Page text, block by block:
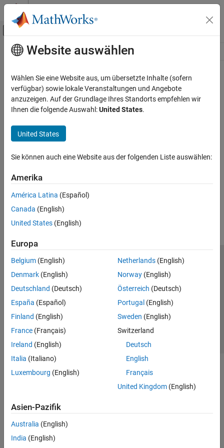
Weiter zum Inhalt
Umschaltung für Off-Canvas-
Ressource
Hauptinhalt
Website auswählen
Wählen Sie eine Website aus, um übersetzte Inhalte (sofern
verfügbar) sowie lokale Veranstaltungen und Angebote
anzuzeigen. Auf der Grundlage Ihres Standorts empfehlen wir
Ihnen die folgende Auswahl:United States.
United States
Sie können auch eine Website aus der folgenden Liste auswählen:
Amerika
América Latina (Español)
Canada (English)
United States (English)
Europa
Belgium (English)
Denmark (English)
Deutschland (Deutsch)
España (Español)
Finland (English)
France (Français)
Ireland (English)
Italia (Italiano)
Luxembourg (English)
Netherlands(English)
Norway(English)
Österreich (Deutsch)
Portugal (English)
Sweden (English)
Switzerland
Deutsch
English
Français
United Kingdom(English)
Asien-Pazifik
Australia (English)
India (English)
Trust Center
Datenschutz-Richtlinien
Datendiebstahl verhindern
Status von Anwendungen
© 1994-2026 The MathWorks, Inc.
Website auswählen
Deutschland